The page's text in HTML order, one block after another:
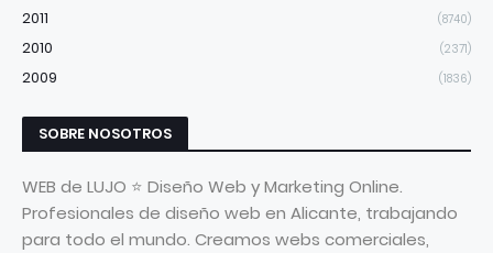
2011 (8740)
2010 (2371)
2009 (1836)
SOBRE NOSOTROS
WEB de LUJO ⭐ Diseño Web y Marketing Online.
Profesionales de diseño web en Alicante, trabajando
para todo el mundo. Creamos webs comerciales,